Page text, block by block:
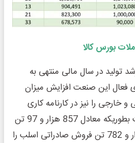
بورس کالا
تولید در سال مالی منتهی به
فعال این صنعت افزایش میزان
خارجی را نیز در کارنامه کاری
خود به ثبت رسانده است بطوریکه معادل 857 هزار و 97 تن
فروش داخلی و 534 هزار و 782 تن فروش صادراتی اسلب را